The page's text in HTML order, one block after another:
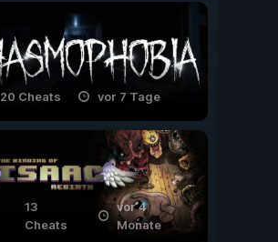
20 Cheats vor 7 Tage
13
Cheats
vor 4
Monate